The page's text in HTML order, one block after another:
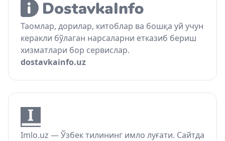
Таомлар, дорилар, китоблар ва бошқа уй учун
керакли бўлаган нарсаларни етказиб бериш
хизматлари бор сервислар.
dostavkainfo.uz
Imlo.uz — Ўзбек тилининг имло луғати. Сайтда